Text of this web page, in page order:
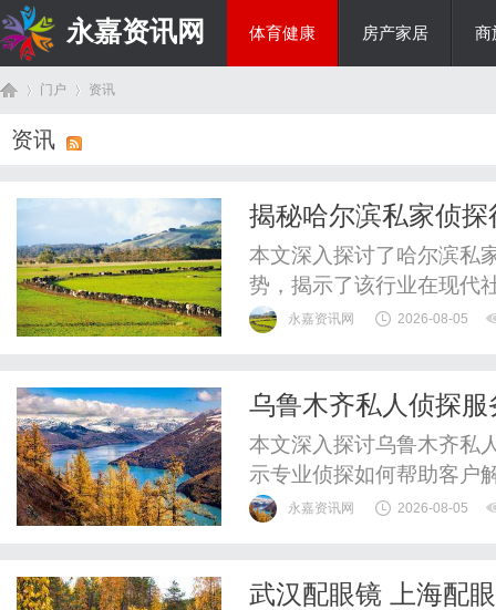
永嘉资讯网 体育健康 房产家居 商
门户 资讯
资讯
揭秘哈尔滨私家侦
本文深入探讨了哈尔滨私
势，揭示了该行业在现代
永嘉资讯网 2026-08-05
乌鲁木齐私人侦探
本文深入探讨乌鲁木齐私
示专业侦探如何帮助客户
永嘉资讯网 2026-08-05
武汉配眼镜 上海配